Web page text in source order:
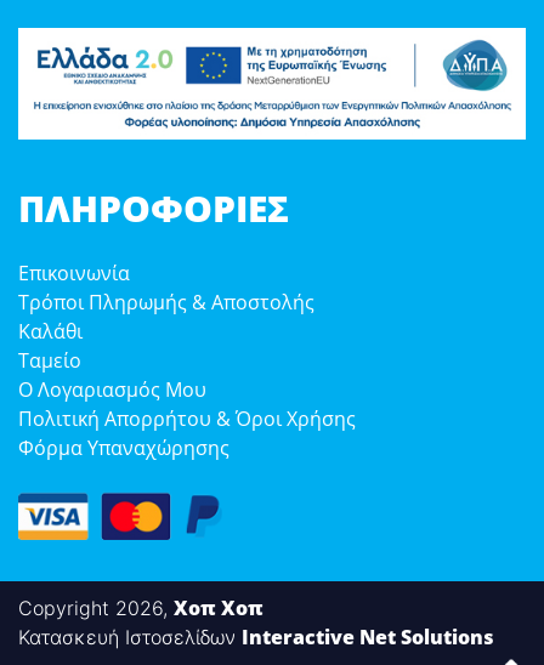
ΠΛΗΡΟΦΟΡΊΕΣ
Επικοινωνία
Τρόποι Πληρωμής & Αποστολής
Καλάθι
Ταμείο
Ο Λογαριασμός Μου
Πολιτική Απορρήτου & Όροι Χρήσης
Φόρμα Υπαναχώρησης
Copyright 2026, Χοπ Χοπ
Κατασκευή Ιστοσελίδων Interactive Net Solutions